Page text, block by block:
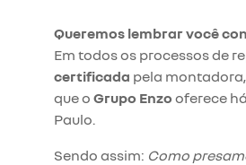
Queremos lembrar você
Em todos os processos de
certificada pela
que o Grupo Enzo oferece
Paulo.
Sendo assim: Como